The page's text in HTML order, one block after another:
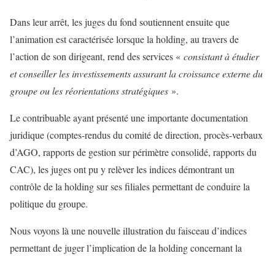
Dans leur arrêt, les juges du fond soutiennent ensuite que
l’animation est caractérisée lorsque la holding, au travers de
l’action de son dirigeant, rend des services « consistant à étudier
et conseiller les investissements assurant la croissance externe du
groupe ou les réorientations stratégiques ».
Le contribuable ayant présenté une importante documentation
juridique (comptes-rendus du comité de direction, procès-verbaux
d’AGO, rapports de gestion sur périmètre consolidé, rapports du
CAC), les juges ont pu y relèver les indices démontrant un
contrôle de la holding sur ses filiales permettant de conduire la
politique du groupe.
Nous voyons là une nouvelle illustration du faisceau d’indices
permettant de juger l’implication de la holding concernant la